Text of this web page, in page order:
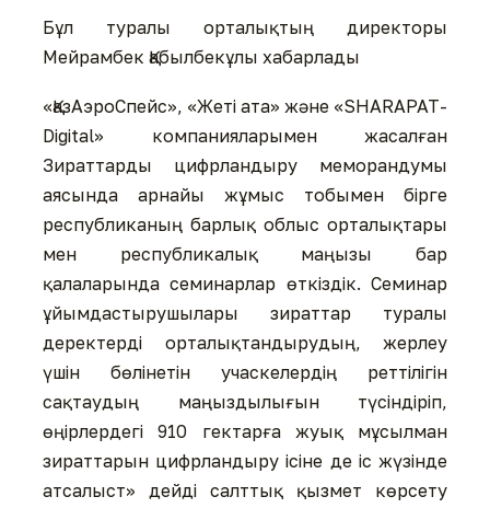
Бұл туралы орталықтың директоры
Мейрамбек Қабылбекұлы хабарлады
«ҚазАэроСпейс», «Жеті ата» және «SHARAPAT-
Digital» компанияларымен жасалған
Зираттарды цифрландыру меморандумы
аясында арнайы жұмыс тобымен бірге
республиканың барлық облыс орталықтары
мен республикалық маңызы бар
қалаларында семинарлар өткіздік. Семинар
ұйымдастырушылары зираттар туралы
деректерді орталықтандырудың, жерлеу
үшін бөлінетін учаскелердің реттілігін
сақтаудың маңыздылығын түсіндіріп,
өңірлердегі 910 гектарға жуық мұсылман
зираттарын цифрландыру ісіне де іс жүзінде
атсалыст» дейді салттық қызмет көрсету